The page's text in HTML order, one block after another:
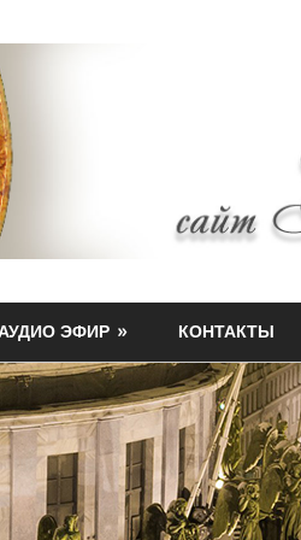
ЭФИР КОНТАКТЫ